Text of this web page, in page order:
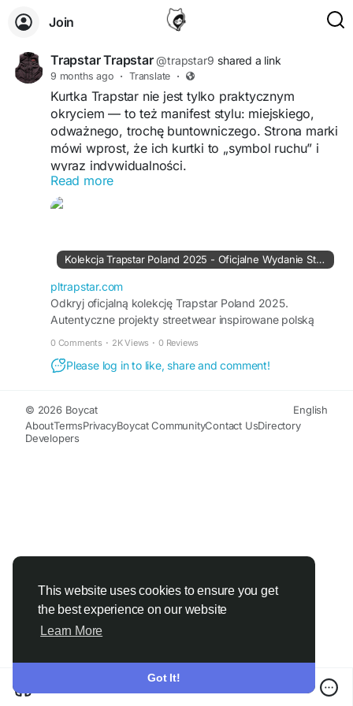
This website uses cookies to ensure you get
the best experience on our website
Learn More
Got It!
Join
Trapstar Trapstar@trapstar9 shared a link
9 months ago · Translate ·
Kurtka Trapstar nie jest tylko praktycznym
okryciem — to też manifest stylu: miejskiego,
odważnego, trochę buntowniczego. Strona marki
mówi wprost, że ich kurtki to „symbol ruchu” i
wyraz indywidualności.
https://pltrapstar.com/
Read more
Kolekcja Trapstar Poland 2025 - Oficjalne Wydanie Streetwear
pltrapstar.com
Odkryj oficjalną kolekcję Trapstar Poland 2025.
Autentyczne projekty streetwear inspirowane polską
0 Comments · 2K Views · 0 Reviews
Please log in to like, share and comment!
© 2026 Boycat
English
AboutTermsPrivacyBoycat CommunityContact UsDirectory
Developers